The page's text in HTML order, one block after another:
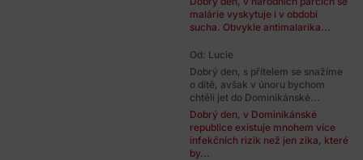
malárie vyskytuje i v období
sucha. Obvykle antimalarika...
Od: Lucie
Dobrý den, s přítelem se snažíme
o dítě, avšak v únoru bychom
chtěli jet do Dominikánské...
Dobrý den, v Dominikánské
republice existuje mnohem více
infekčních rizik než jen zika, které
by...